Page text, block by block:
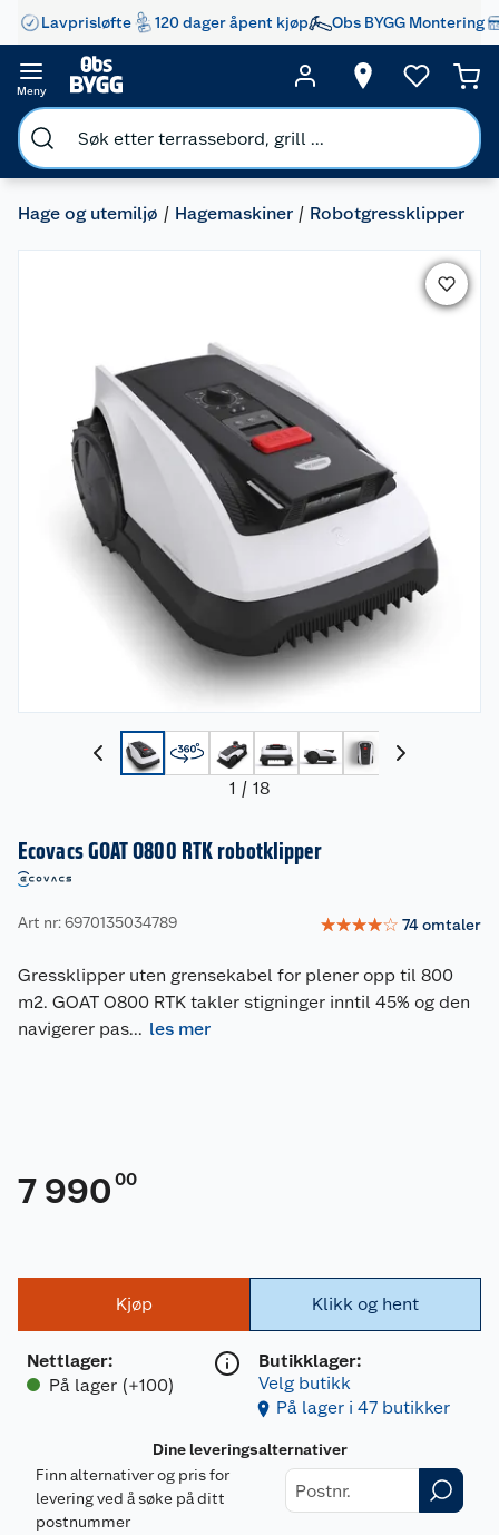
Lavprisløfte 120 dager åpent kjøp Obs BYGG Montering
Meny
Hage og utemiljø Hagemaskiner Robotgressklipper
1 / 18
Ecovacs GOAT O800 RTK robotklipper
Art nr: 6970135034789 ☆☆☆☆☆ 74omtaler
Gressklipper uten grensekabel for plener opp til 800
m2. GOAT O800 RTK takler stigninger inntil 45% og den
navigerer pas... les mer
7 990 00
Kjøp
Nettlager:
På lager (+100)
Klikk og hent
Butikklager:
Velg butikk
På lager i 47 butikker
Dine leveringsalternativer
Finn alternativer og pris for
levering ved å søke på ditt
postnummer